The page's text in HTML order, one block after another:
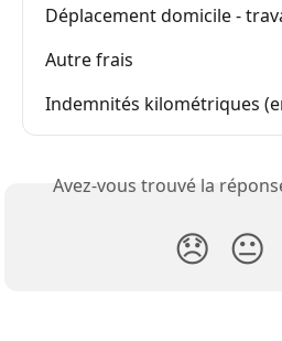
Déplacement domicile -
Autre frais
Indemnités kilométriques
Avez-vous trouvé la
😞 😐